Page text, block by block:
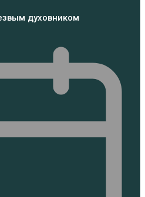
духовником